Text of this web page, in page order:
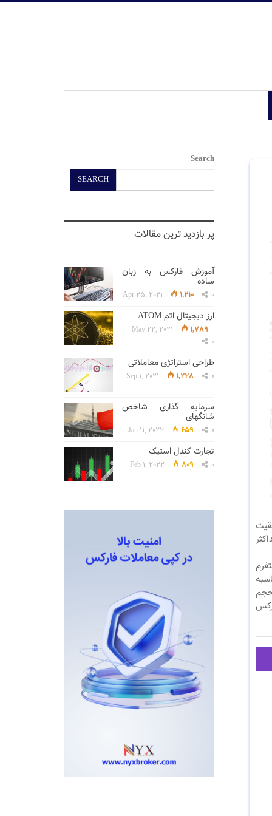
متاتریدر نسخه 4 و 5 شاخص حجم
Search
SEARCH
پر بازدید ترین مقالات
آموزش فارکس به زبان
ساده
Apr 25, 2021 1,210 0
ارز دیجیتال اتم ATOM
May 22, 2021
1,789
0
طراحی استراتژی معاملاتی
Sep 1, 2021 1,228 0
سرمایه گذاری شاخص
شانگهای
Jan 11, 2022 659 0
تجارت کندل استیک
Feb 1, 2022 809 0